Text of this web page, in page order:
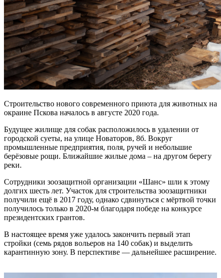
Строительство нового современного приюта для животных на
окраине Пскова началось в августе 2020 года.
Будущее жилище для собак расположилось в удалении от
городской суеты, на улице Новаторов, 8б. Вокруг
промышленные предприятия, поля, ручей и небольшие
берёзовые рощи. Ближайшие жилые дома – на другом берегу
реки.
Сотрудники зоозащитной организации «Шанс» шли к этому
долгих шесть лет. Участок для строительства зоозащитники
получили ещё в 2017 году, однако сдвинуться с мёртвой точки
получилось только в 2020-м благодаря победе на конкурсе
президентских грантов.
В настоящее время уже удалось закончить первый этап
стройки (семь рядов вольеров на 140 собак) и выделить
карантинную зону. В перспективе — дальнейшее расширение.